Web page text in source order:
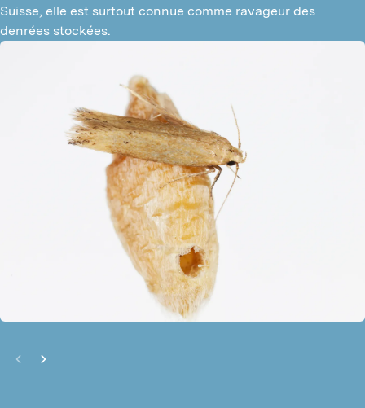
Suisse, elle est surtout connue comme ravageur des
denrées stockées.